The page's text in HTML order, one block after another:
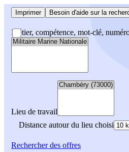
Imprimer Besoin d'aide sur la
Métier, compétence, mot-clé,
Lieu de travail
Distance autour du lieu choisi
Rechercherdes offres